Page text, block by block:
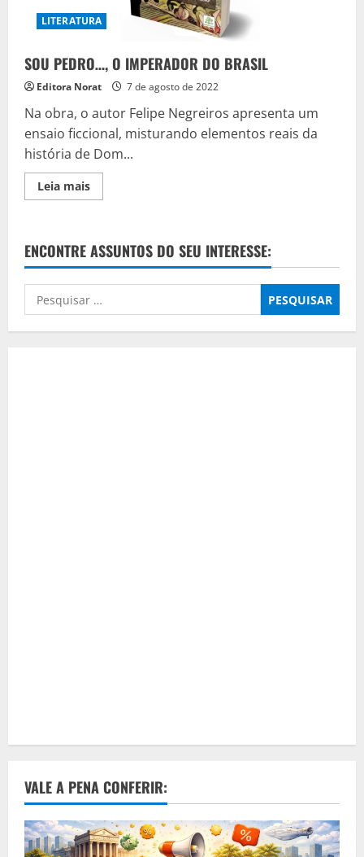
LITERATURA
SOU PEDRO…, O IMPERADOR DO BRASIL
Editora Norat 7 de agosto de 2022
Na obra, o autor Felipe Negreiros apresenta um
ensaio ficcional, misturando elementos reais da
história de Dom...
Leia maisRead
more
O
IMPERADOR
DO
ENCONTRE ASSUNTOS DO SEU INTERESSE:
Pesquisar
por:
VALE A PENA CONFERIR: